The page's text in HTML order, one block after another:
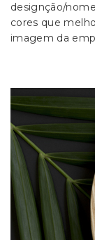
designção/
cores que
imagem da